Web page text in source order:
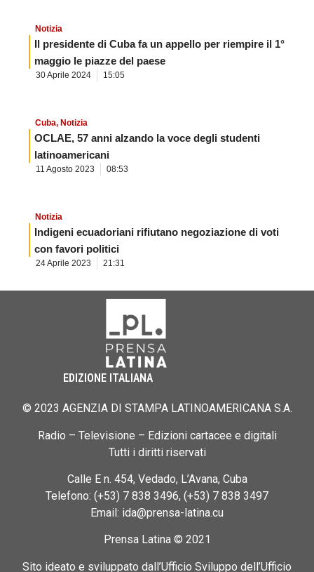
Notizia
Il presidente di Cuba fa un appello per riempire il 1°
maggio le piazze del paese
30 Aprile 2024 15:05
Cuba, Notizia
OCLAE, 57 anni alzando la voce degli studenti
latinoamericani
11 Agosto 2023 08:53
Notizia
Indigeni ecuadoriani rifiutano negoziazione di voti
con favori politici
24 Aprile 2023 21:31
EDIZIONE ITALIANA
© 2023 AGENZIA DI STAMPA LATINOAMERICANA S.A.
Radio – Televisione – Edizioni cartacee e digitali
Tutti i diritti riservati
Calle E n. 454, Vedado, L’Avana, Cuba
Telefono: (+53) 7 838 3496, (+53) 7 838 3497
Email: ida@prensa-latina.cu
Prensa Latina © 2021
Sito ideato e sviluppato dall’Ufficio Sviluppo dell’Ufficio